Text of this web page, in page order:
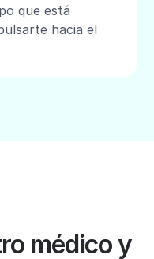
que está
hacia el
médico y